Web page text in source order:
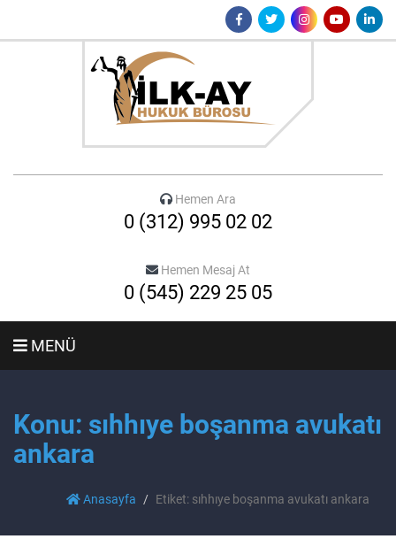
Hemen Ara
0 (312) 995 02 02
Hemen Mesaj At
0 (545) 229 25 05
MENÜ
Konu: sıhhıye boşanma avukatı
ankara
Anasayfa Etiket: sıhhıye boşanma avukatı ankara